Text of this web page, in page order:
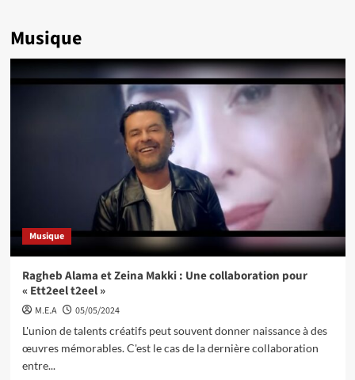
Musique
Musique
Ragheb Alama et Zeina Makki : Une collaboration pour
« Ett2eel t2eel »
M.E.A
05/05/2024
L'union de talents créatifs peut souvent donner naissance à des
œuvres mémorables. C'est le cas de la dernière collaboration
entre...